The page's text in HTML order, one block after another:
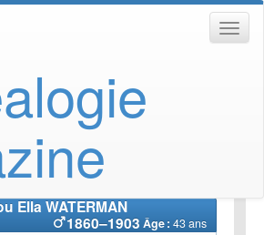
EllaWATERMAN
1860–1903 Âge : 43 ans